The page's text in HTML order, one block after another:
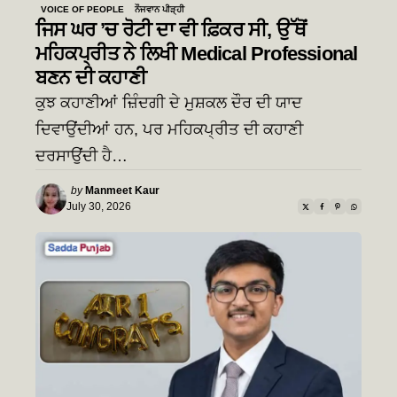
VOICE OF PEOPLE ਨੌਜਵਾਨ ਪੀੜ੍ਹੀ
ਜਿਸ ਘਰ ’ਚ ਰੋਟੀ ਦਾ ਵੀ ਫ਼ਿਕਰ ਸੀ, ਉੱਥੋਂ
ਮਹਿਕਪ੍ਰੀਤ ਨੇ ਲਿਖੀ Medical Professional
ਬਣਨ ਦੀ ਕਹਾਣੀ
ਕੁਝ ਕਹਾਣੀਆਂ ਜ਼ਿੰਦਗੀ ਦੇ ਮੁਸ਼ਕਲ ਦੌਰ ਦੀ ਯਾਦ
ਦਿਵਾਉਂਦੀਆਂ ਹਨ, ਪਰ ਮਹਿਕਪ੍ਰੀਤ ਦੀ ਕਹਾਣੀ
ਦਰਸਾਉਂਦੀ ਹੈ…
Posted
by
by Manmeet Kaur
July 30, 2026